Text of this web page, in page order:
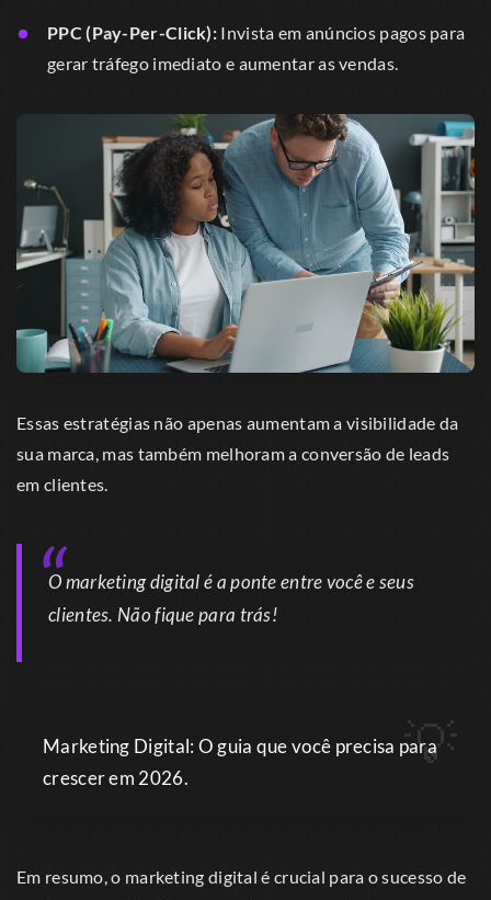
PPC (Pay-Per-Click): Invista em anúncios pagos para
gerar tráfego imediato e aumentar as vendas.
Essas estratégias não apenas aumentam a visibilidade da
sua marca, mas também melhoram a conversão de leads
em clientes.
O marketing digital é a ponte entre você e seus
clientes. Não fique para trás!
Marketing Digital: O guia que você precisa para
crescer em 2026.
Em resumo, o marketing digital é crucial para o sucesso de